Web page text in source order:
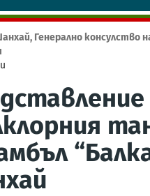
Генерално консулство